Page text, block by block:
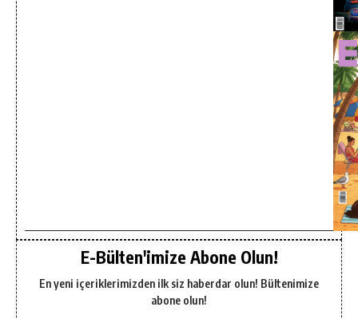
E-Bülten'imize Abone Olun!
En yeni içeriklerimizden ilk siz haberdar olun! Bültenimize
abone olun!